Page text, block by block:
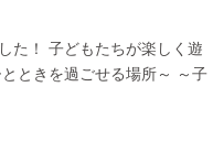
た！ 子どもたちが楽しく遊
ときを過ごせる場所～ ～子